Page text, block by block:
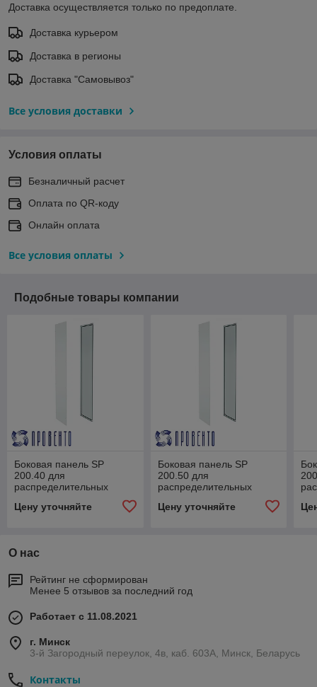
Доставка осуществляется только по предоплате.
Доставка курьером
Доставка в регионы
Доставка "Самовывоз"
Все условия доставки
Условия оплаты
Безналичный расчет
Оплата по QR-коду
Онлайн оплата
Все условия оплаты
Подобные товары компании
Боковая панель SP
200.40 для
распределительных
Цену уточняйте
Боковая панель SP
200.50 для
распределительных
Цену уточняйте
О нас
Рейтинг не сформирован
Менее 5 отзывов за последний год
Работает с 11.08.2021
г. Минск
3-й Загородный переулок, 4в, каб. 603А, Минск, Беларусь
Контакты